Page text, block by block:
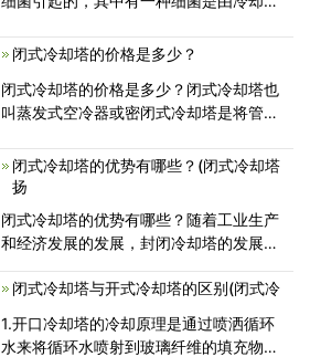
闭式冷却塔的价格是多少？
闭式冷却塔的价格是多少？闭式冷却塔也
叫蒸发式空冷器或密闭式冷却塔是将管式
闭式冷却塔的优势有哪些？(闭式冷却塔
扬
闭式冷却塔的优势有哪些？随着工业生产
和经济发展的发展，封闭冷却塔的发展趋
闭式冷却塔与开式冷却塔的区别(闭式冷
1.开口冷却塔的冷却原理是通过喷洒循环
水来将循环水喷射到玻璃纤维的填充物